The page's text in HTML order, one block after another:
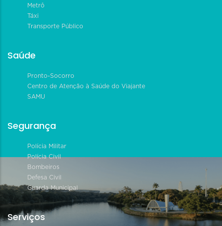
Metrô
Táxi
Transporte Público
Saúde
Pronto-Socorro
Centro de Atenção à Saúde do Viajante
SAMU
Segurança
Polícia Militar
Polícia Civil
Bombeiros
Defesa Civil
Guarda Municipal
Serviços